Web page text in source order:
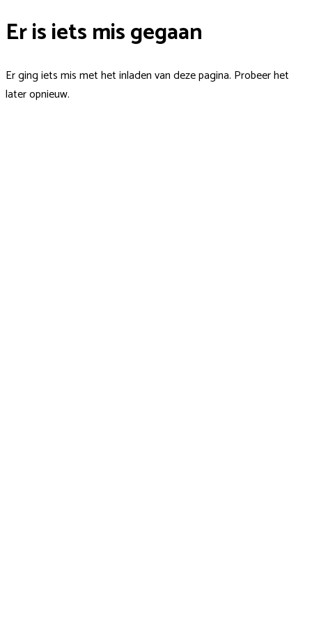
Er is iets mis gegaan
Er ging iets mis met het inladen van deze pagina. Probeer het
later opnieuw.